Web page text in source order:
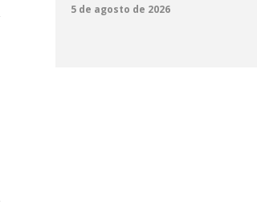
5 de agosto de 2026